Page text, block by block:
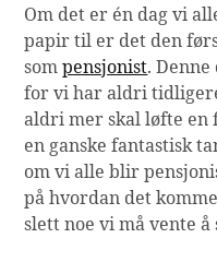
Om det er én dag vi
papir til er det den
sompensjonist.
for vi har aldri
aldri mer skal løfte en
en ganske fantastisk
om vi alle blir
på hvordan det
slett noe vi må vente å